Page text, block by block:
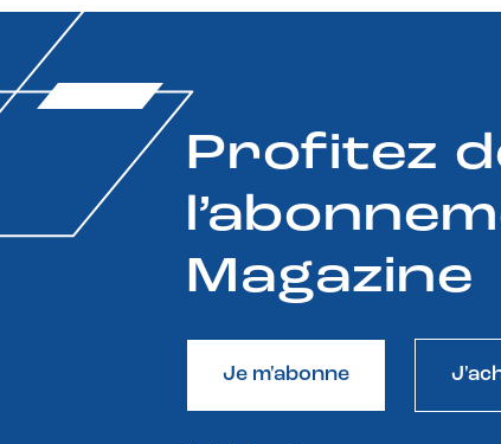
Profitez
Magazine
Je m'abonne